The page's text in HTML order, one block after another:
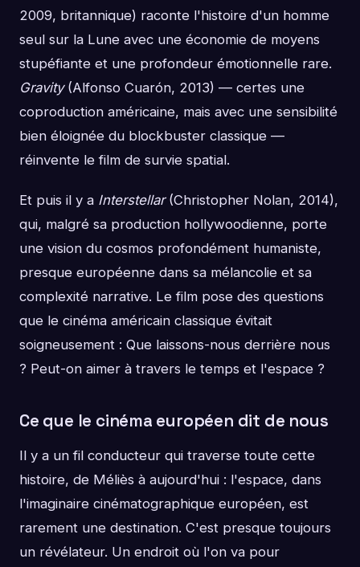
2009, britannique) raconte l'histoire d'un homme
seul sur la Lune avec une économie de moyens
stupéfiante et une profondeur émotionnelle rare.
Gravity(Alfonso Cuarón, 2013) — certes une
coproduction américaine, mais avec une sensibilité
bien éloignée du blockbuster classique —
réinvente le film de survie spatial.
Et puis il y a Interstellar(Christopher Nolan, 2014),
qui, malgré sa production hollywoodienne, porte
une vision du cosmos profondément humaniste,
presque européenne dans sa mélancolie et sa
complexité narrative. Le film pose des questions
que le cinéma américain classique évitait
soigneusement : Que laissons-nous derrière nous
? Peut-on aimer à travers le temps et l'espace ?
Ce que le cinéma européen dit de nous
Il y a un fil conducteur qui traverse toute cette
histoire, de Méliès à aujourd'hui : l'espace, dans
l'imaginaire cinématographique européen, est
rarement une destination. C'est presque toujours
un révélateur. Un endroit où l'on va pour